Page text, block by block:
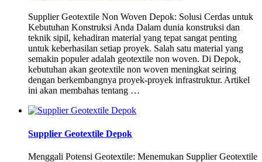
Supplier Geotextile Non Woven Depok: Solusi Cerdas untuk
Kebutuhan Konstruksi Anda Dalam dunia konstruksi dan
teknik sipil, kehadiran material yang tepat sangat penting
untuk keberhasilan setiap proyek. Salah satu material yang
semakin populer adalah geotextile non woven. Di Depok,
kebutuhan akan geotextile non woven meningkat seiring
dengan berkembangnya proyek-proyek infrastruktur. Artikel
ini akan membahas tentang …
Supplier Geotextile Depok
Menggali Potensi Geotextile: Menemukan Supplier Geotextile